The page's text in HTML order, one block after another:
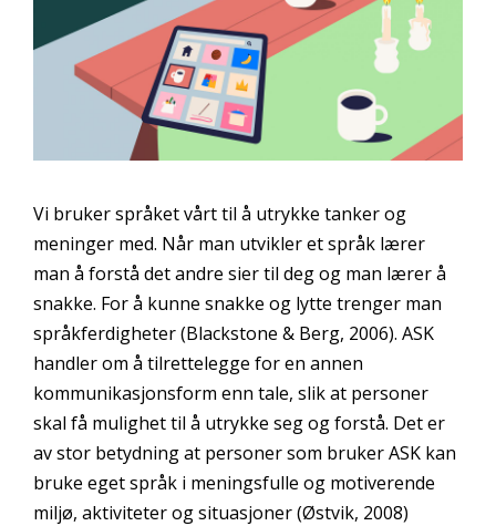
Vi bruker språket vårt til å utrykke tanker og
meninger med. Når man utvikler et språk lærer
man å forstå det andre sier til deg og man lærer å
snakke. For å kunne snakke og lytte trenger man
språkferdigheter (Blackstone & Berg, 2006). ASK
handler om å tilrettelegge for en annen
kommunikasjonsform enn tale, slik at personer
skal få mulighet til å utrykke seg og forstå. Det er
av stor betydning at personer som bruker ASK kan
bruke eget språk i meningsfulle og motiverende
miljø, aktiviteter og situasjoner (Østvik, 2008)